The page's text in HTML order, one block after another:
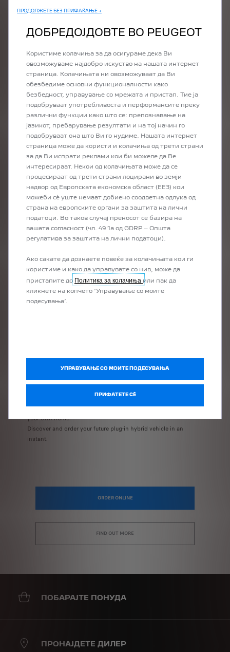
LOCATE A POINT OF SALE
OUR BEST PLUG-IN
HYBRID OFFERS ONLINE
Take advantage of all the PEUGEOT benefits from the comfort of
your own home.
Discover and order your future plug-in hybrid vehicle in an
instant.
ORDER ONLINE
FIND OUT MORE
ПОБАРАЈТЕ ПОНУДА
ПРОНАЈДЕТЕ ДИЛЕР
ПРОДОЛЖЕТЕ БЕЗ ПРИФАЌАЊЕ →
ДОБРЕДОЈДОВТЕ ВО PEUGEOT
Користиме колачиња за да осигураме дека Ви
овозможуваме најдобро искуство на нашата интернет
страница. Колачињата ни овозможуваат да Ви
обезбедиме основни функционалности како
безбедност, управување со мрежата и пристап. Тие ја
подобруваат употребливоста и перформансите преку
различни функции како што се: препознавање на
јазикот, пребарување резултати и на тој начин го
подобруваат она што Ви го нудиме. Нашата интернет
страница може да користи и колачиња од трети страни
за да Ви испрати реклами кои би можеле да Ве
интересираат. Некои од колачињата може да се
процесираат од трети страни лоцирани во земји
надвор од Европската економска област (ЕЕЗ) кои
можеби сѐ уште немаат добиено соодветна одлука од
страна на европските органи за заштита на лични
податоци. Во таков случај преносот се базира на
вашата согласност (чл. 49 1а од GDRP – Општа
регулатива за заштита на лични податоци).
Ако сакате да дознаете повеќе за колачињата кои ги
користиме и како да управувате со нив, може да
пристапите до Политика за колачиња или пак да
кликнете на копчето ‘Управување со моите
подесувања’.
УПРАВУВАЊЕ СО МОИТЕ ПОДЕСУВАЊА
ПРИФАТЕТЕ СÈ